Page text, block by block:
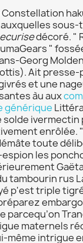
Constellation
décoré. "
"
Georg
Ait presse-
et une
àu aux
générique
solde
enrôlée.
toute
les
tambourin rus
p'est triple
parcequ’on
maternels
même intrigue